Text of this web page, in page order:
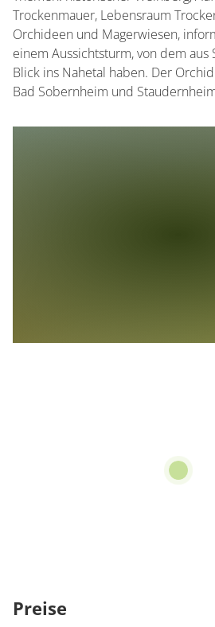
Trockenmauer, Lebensraum
Orchideen und Magerwiesen,
einem Aussichtsturm, von dem aus
Blick ins Nahetal haben. Der
Bad Sobernheim und
Preise